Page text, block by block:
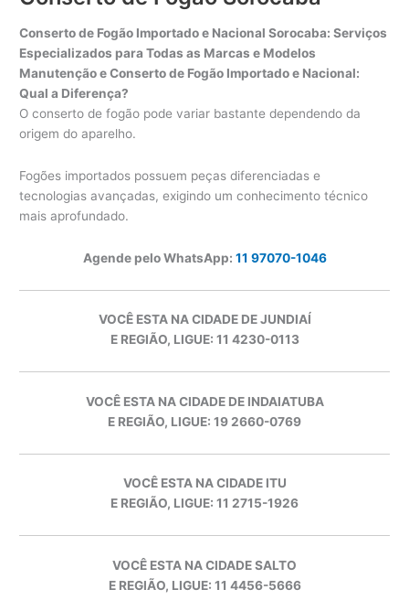
Conserto de Fogão Importado e Nacional Sorocaba: Serviços
Especializados para Todas as Marcas e Modelos
Manutenção e Conserto de Fogão Importado e Nacional:
Qual a Diferença?
O conserto de fogão pode variar bastante dependendo da
origem do aparelho.
Fogões importados possuem peças diferenciadas e
tecnologias avançadas, exigindo um conhecimento técnico
mais aprofundado.
Agende pelo WhatsApp: 11 97070-1046
VOCÊ ESTA NA CIDADE DE JUNDIAÍ
E REGIÃO, LIGUE: 11 4230-0113
VOCÊ ESTA NA CIDADE DE INDAIATUBA
E REGIÃO, LIGUE: 19 2660-0769
VOCÊ ESTA NA CIDADE ITU
E REGIÃO, LIGUE: 11 2715-1926
VOCÊ ESTA NA CIDADE SALTO
E REGIÃO, LIGUE: 11 4456-5666